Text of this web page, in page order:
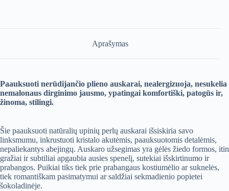
Aprašymas
Paauksuoti nerūdijančio plieno auskarai, nealergizuoja, nesukelia
nemalonaus dirginimo jausmo, ypatingai komfortiški, patogūs ir,
žinoma, stilingi.
Šie paauksuoti natūralių upinių perlų auskarai išsiskiria savo
linksmumu, inkrustuoti kristalo akutėmis, paauksuotomis detalėmis,
nepaliekantys abejingų. Auskaro užsegimas yra gėlės žiedo formos, itin
gražiai ir subtiliai apgaubia ausies spenelį, sutekiai išskirtinumo ir
prabangos. Puikiai tiks tiek prie prabangaus kostiumėlio ar suknelės,
tiek romantiškam pasimatymui ar saldžiai sekmadienio popietei
šokoladinėje.